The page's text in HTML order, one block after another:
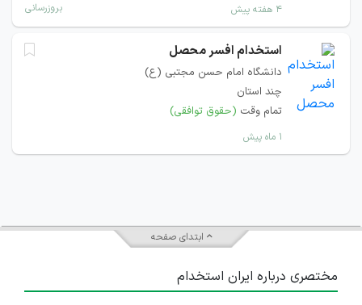
۴ هفته پیش بروزرسانی
استخدام افسر محصل
دانشگاه امام حسن مجتبی (ع)
چند استان
تمام وقت (حقوق توافقی)
۱ ماه پیش
ابتدای صفحه
مختصری درباره ایران استخدام